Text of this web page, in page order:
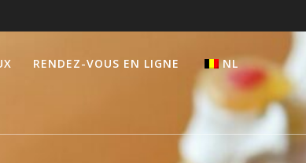
RENDEZ-VOUS EN LIGNE NL